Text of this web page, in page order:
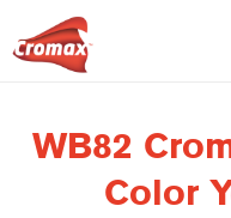
WB82
Color